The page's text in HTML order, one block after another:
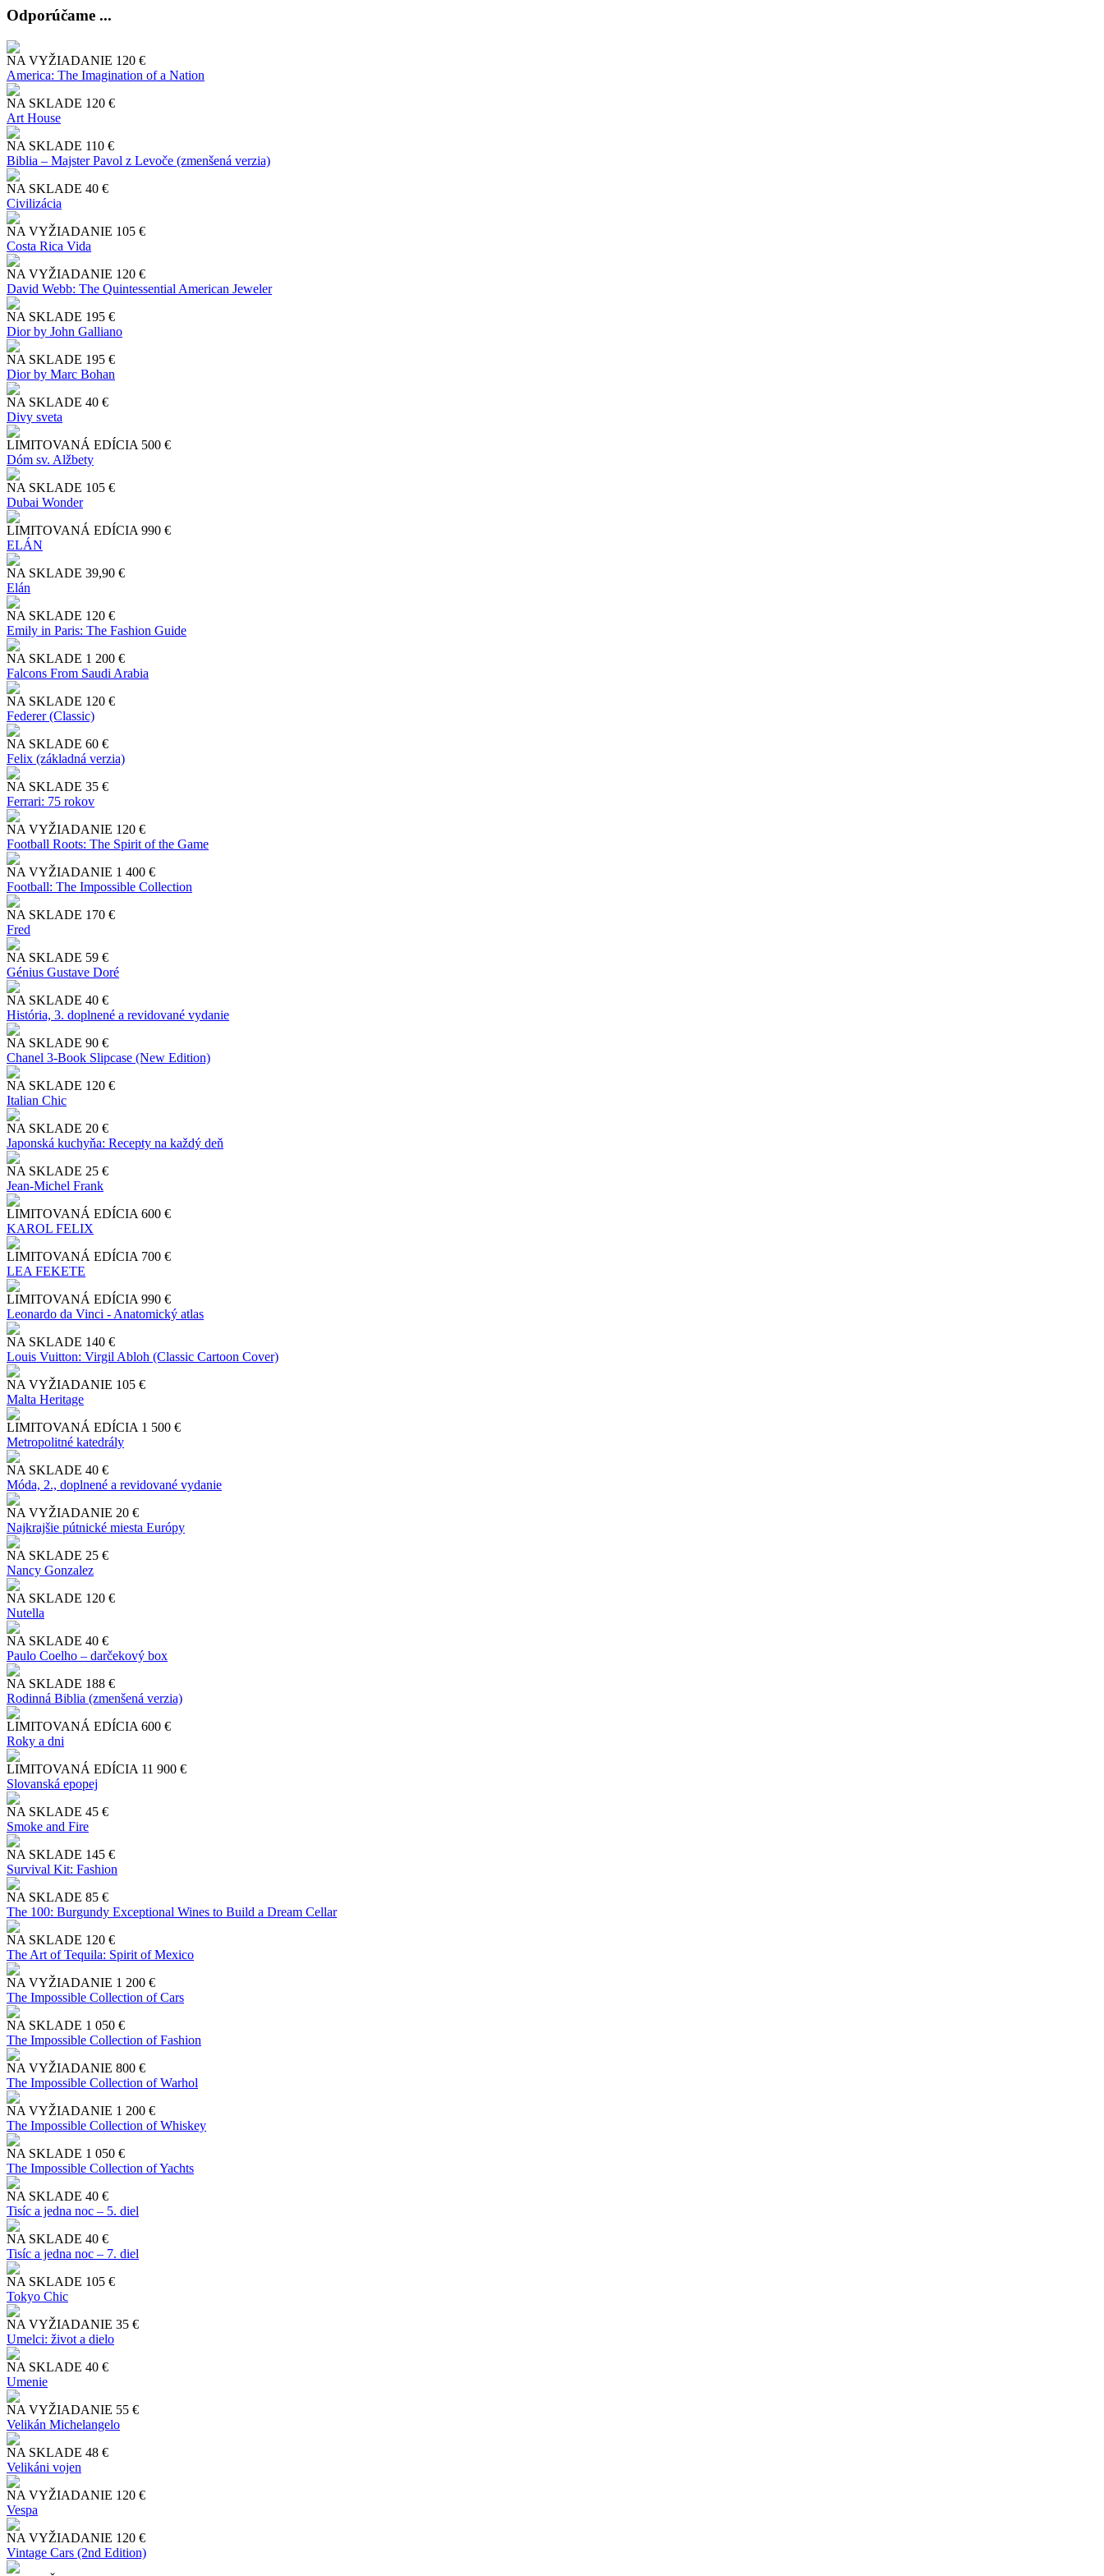
Odporúčame ...
NA VYŽIADANIE 120 €
America: The Imagination of a Nation
NA SKLADE 120 €
Art House
NA SKLADE 110 €
Biblia – Majster Pavol z Levoče (zmenšená verzia)
NA SKLADE 40 €
Civilizácia
NA VYŽIADANIE 105 €
Costa Rica Vida
NA VYŽIADANIE 120 €
David Webb: The Quintessential American Jeweler
NA SKLADE 195 €
Dior by John Galliano
NA SKLADE 195 €
Dior by Marc Bohan
NA SKLADE 40 €
Divy sveta
LIMITOVANÁ EDÍCIA 500 €
Dóm sv. Alžbety
NA SKLADE 105 €
Dubai Wonder
LIMITOVANÁ EDÍCIA 990 €
ELÁN
NA SKLADE 39,90 €
Elán
NA SKLADE 120 €
Emily in Paris: The Fashion Guide
NA SKLADE 1 200 €
Falcons From Saudi Arabia
NA SKLADE 120 €
Federer (Classic)
NA SKLADE 60 €
Felix (základná verzia)
NA SKLADE 35 €
Ferrari: 75 rokov
NA VYŽIADANIE 120 €
Football Roots: The Spirit of the Game
NA VYŽIADANIE 1 400 €
Football: The Impossible Collection
NA SKLADE 170 €
Fred
NA SKLADE 59 €
Génius Gustave Doré
NA SKLADE 40 €
História, 3. doplnené a revidované vydanie
NA SKLADE 90 €
Chanel 3-Book Slipcase (New Edition)
NA SKLADE 120 €
Italian Chic
NA SKLADE 20 €
Japonská kuchyňa: Recepty na každý deň
NA SKLADE 25 €
Jean-Michel Frank
LIMITOVANÁ EDÍCIA 600 €
KAROL FELIX
LIMITOVANÁ EDÍCIA 700 €
LEA FEKETE
LIMITOVANÁ EDÍCIA 990 €
Leonardo da Vinci - Anatomický atlas
NA SKLADE 140 €
Louis Vuitton: Virgil Abloh (Classic Cartoon Cover)
NA VYŽIADANIE 105 €
Malta Heritage
LIMITOVANÁ EDÍCIA 1 500 €
Metropolitné katedrály
NA SKLADE 40 €
Móda, 2., doplnené a revidované vydanie
NA VYŽIADANIE 20 €
Najkrajšie pútnické miesta Európy
NA SKLADE 25 €
Nancy Gonzalez
NA SKLADE 120 €
Nutella
NA SKLADE 40 €
Paulo Coelho – darčekový box
NA SKLADE 188 €
Rodinná Biblia (zmenšená verzia)
LIMITOVANÁ EDÍCIA 600 €
Roky a dni
LIMITOVANÁ EDÍCIA 11 900 €
Slo​vanská epopej
NA SKLADE 45 €
Smoke and Fire
NA SKLADE 145 €
Survival Kit: Fashion
NA SKLADE 85 €
The 100: Burgundy Exceptional Wines to Build a Dream Cellar
NA SKLADE 120 €
The Art of Tequila: Spirit of Mexico
NA VYŽIADANIE 1 200 €
The Impossible Collection of Cars
NA SKLADE 1 050 €
The Impossible Collection of Fashion
NA VYŽIADANIE 800 €
The Impossible Collection of Warhol
NA VYŽIADANIE 1 200 €
The Impossible Collection of Whiskey
NA SKLADE 1 050 €
The Impossible Collection of Yachts
NA SKLADE 40 €
Tisíc a jedna noc – 5. diel
NA SKLADE 40 €
Tisíc a jedna noc – 7. diel
NA SKLADE 105 €
Tokyo Chic
NA VYŽIADANIE 35 €
Umelci: život a dielo
NA SKLADE 40 €
Umenie
NA VYŽIADANIE 55 €
Velikán Michelangelo
NA SKLADE 48 €
Velikáni vojen
NA VYŽIADANIE 120 €
Vespa
NA VYŽIADANIE 120 €
Vintage Cars (2nd Edition)